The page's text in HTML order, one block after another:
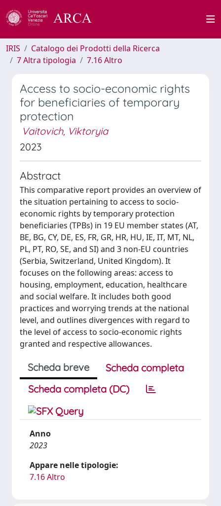
IRIS
Catalogo dei Prodotti della Ricerca
7 Altra tipologia
7.16 Altro
Access to socio-economic rights
for beneficiaries of temporary
protection
Vaitovich, Viktoryia
2023
Abstract
This comparative report provides an overview of
the situation pertaining to access to socio-
economic rights by temporary protection
beneficiaries (TPBs) in 19 EU member states (AT,
BE, BG, CY, DE, ES, FR, GR, HR, HU, IE, IT, MT, NL,
PL, PT, RO, SE, and SI) and 3 non-EU countries
(Serbia, Switzerland, United Kingdom). It
focuses on the following areas: access to
housing, employment, education, healthcare
and social welfare. It includes both good
practices and worrying trends at the national
level, and outlines divergences with regard to
the level of access to socio-economic rights
granted and respective allowances.
Scheda breve
Scheda completa
Scheda completa (DC)
Anno
2023
Appare nelle tipologie:
7.16 Altro